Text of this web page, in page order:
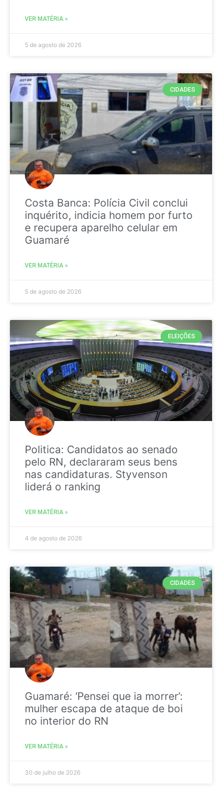
VER MATÉRIA »
5 de agosto de 2026
CIDADES
Costa Banca: Polícia Civil conclui
inquérito, indicia homem por furto
e recupera aparelho celular em
Guamaré
VER MATÉRIA »
5 de agosto de 2026
ELEIÇÕES
Politica: Candidatos ao senado
pelo RN, declararam seus bens
nas candidaturas. Styvenson
liderá o ranking
VER MATÉRIA »
4 de agosto de 2026
CIDADES
Guamaré: ‘Pensei que ia morrer’:
mulher escapa de ataque de boi
no interior do RN
VER MATÉRIA »
30 de julho de 2026